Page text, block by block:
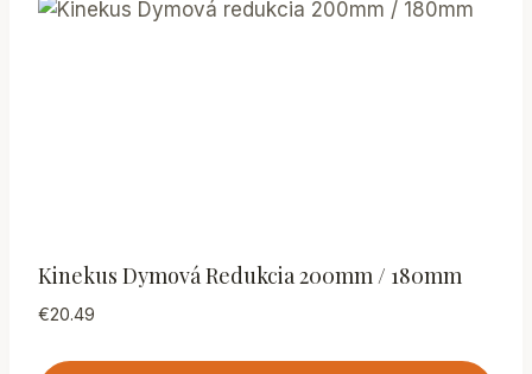
Kinekus Dymová Redukcia 200mm / 180mm
€20.49